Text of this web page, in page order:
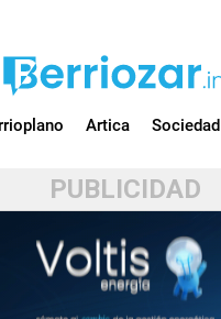
Artica Sociedad
PUBLICIDAD